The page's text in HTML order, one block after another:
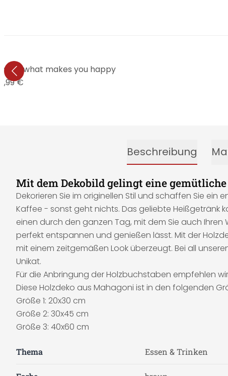
of what makes you happy
€
Beschreibung
Mit dem Dekobild gelingt eine
Dekorieren Sie im originellen Stil und schaffen Sie
Kaffee - sonst geht nichts. Das geliebte Heißgetränk
einen durch den ganzen Tag, mit dem Sie auch
perfekt entspannen und genießen lässt. Mit der
mit einem zeitgemäßen Look überzeugt. Bei all
Unikat.
Für die Anbringung der Holzbuchstaben empfehlen
Diese Holzdeko aus Mahagoni ist in den folgenden
Größe 1: 20x30 cm
Größe 2: 30x45 cm
Größe 3: 40x60 cm
Thema Essen & Trinken